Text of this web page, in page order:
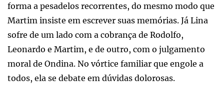
forma a pesadelos recorrentes, do mesmo modo que
Martim insiste em escrever suas memórias. Já Lina
sofre de um lado com a cobrança de Rodolfo,
Leonardo e Martim, e de outro, com o julgamento
moral de Ondina. No vórtice familiar que engole a
todos, ela se debate em dúvidas dolorosas.